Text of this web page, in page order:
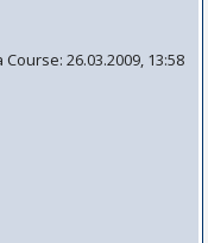
26.03.2009, 13:58